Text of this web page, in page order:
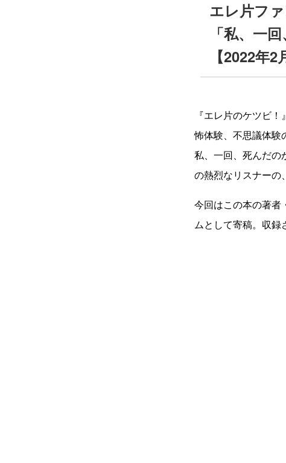
エレ片フ
「私、一
【2022年
『エレ片のケツビ
怖体験、不思議体験
私、一回、死んだの
の熱烈なリスナーの
今回はこの本の著者
ムとして寄稿。収録